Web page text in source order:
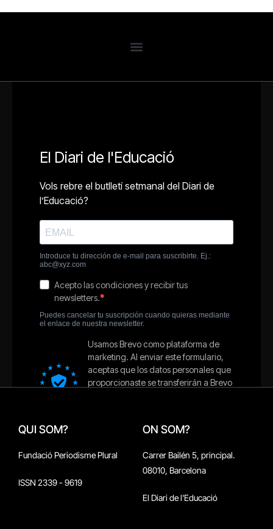
QUI SOM?
Fundació Periodisme Plural
ISSN 2339 - 9619
ON SOM?
Carrer Bailén 5, principal.
08010, Barcelona
El Diari de l'Educació